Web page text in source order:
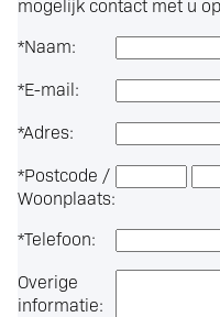
*Naam:
*E-mail:
*Adres:
*Postcode /
Woonplaats:
*Telefoon:
Overige
informatie: